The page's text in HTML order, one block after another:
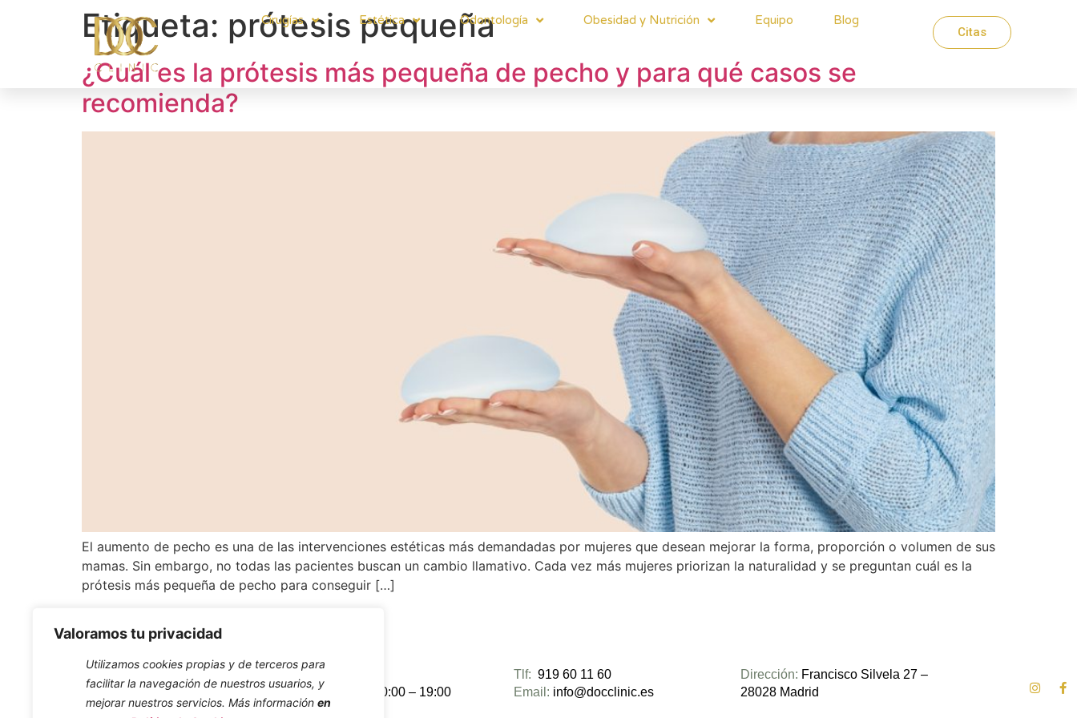
Valoramos tu privacidad
Utilizamos cookies propias y de terceros para
facilitar la navegación de nuestros usuarios, y
mejorar nuestros servicios. Más información en
Cirugías Estética Odontología Obesidad y Nutrición Equipo
Blog
Citas
Etiqueta: prótesis pequeña
¿Cuál es la prótesis más pequeña de pecho y para qué casos se
recomienda?
El aumento de pecho es una de las intervenciones estéticas más demandadas por mujeres que desean mejorar la forma, proporción o volumen de sus
mamas. Sin embargo, no todas las pacientes buscan un cambio llamativo. Cada vez más mujeres priorizan la naturalidad y se preguntan cuál es la
prótesis más pequeña de pecho para conseguir […]
Horario Apertura:
Lunes – Viernes 10:00 – 19:00
Tlf: 919 60 11 60
Email: info@docclinic.es
Dirección: Francisco Silvela 27 –
28028 Madrid